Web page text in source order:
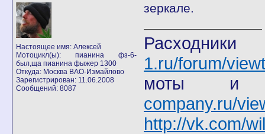
Настоящее имя: Алексей
Мотоцикл(ы): пианина фз-6-
был,ща пианина фыжер 1300
Откуда: Москва ВАО-Измайлово
Зарегистрирован: 11.06.2008
Сообщений: 8087
зеркале.
1.ru/forum/
company.ru/
http://vk.com/